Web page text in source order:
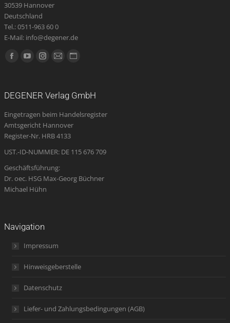
30539 Hannover
Deutschland
Tel.: 0511-963 60 0
E-Mail: info@degener.de
Finden Sie uns auf:
Facebook
new
window
YouTube
new
window
Instagram
new
window
E-
opens
in
new
Website
new
DEGENER Verlag GmbH
Eingetragen beim Handelsregister
Amtsgericht Hannover
Register-Nr. HRB 4133
UST.-ID-NUMMER: DE 115 676 709
Geschäftsführung:
Dr. oec. HSG Max-Georg Büchner
Michael Hühn
Navigation
Impressum
Hinweisgeberstelle
Datenschutz
Liefer- und Zahlungsbedingungen (AGB)